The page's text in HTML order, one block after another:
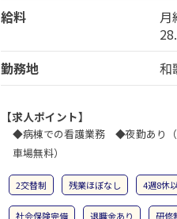
給料
月
勤務地
和
【求人ポイント】
◆病棟での看護業務 ◆夜勤あり
車場無料）
2交替制 残業ほぼなし 4週8休
社会保険完備 退職金あり 研修